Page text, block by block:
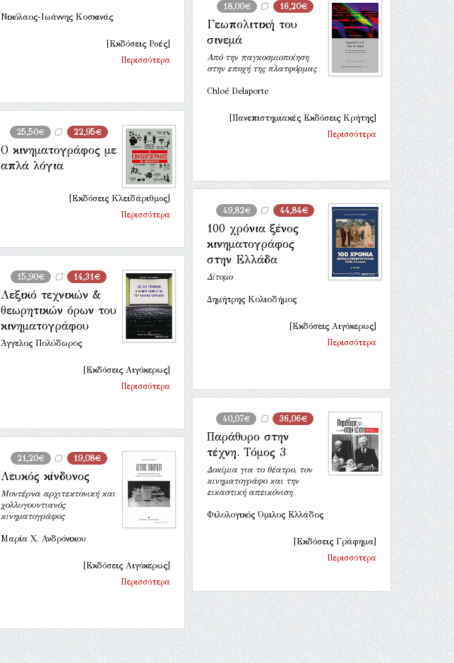
Νικόλαος-Ιωάννης Κοσκινάς
[Εκδόσεις Ροές]
Περισσότερα
18,00€ 16,20€
Γεωπολιτική του
σινεμά
Από την παγκοσμιοποίηση
στην εποχή της πλατφόρμας
Chloé Delaporte
[Πανεπιστημιακές Εκδόσεις Κρήτης]
Περισσότερα
25,50€ 22,95€
Ο κινηματογράφος με
απλά λόγια
[Εκδόσεις Κλειδάριθμος]
Περισσότερα
49,82€ 44,84€
100 χρόνια ξένος
κινηματογράφος
στην Ελλάδα
Δίτομο
Δημήτρης Κολιοδήμος
[Εκδόσεις Αιγόκερως]
Περισσότερα
15,90€ 14,31€
Λεξικό τεχνικών &
θεωρητικών όρων του
κινηματογράφου
Άγγελος Πολύδωρος
[Εκδόσεις Αιγόκερως]
Περισσότερα
40,07€ 36,06€
Παράθυρο στην
τέχνη. Τόμος 3
Δοκίμια για το θέατρο, τον
κινηματογράφο και την
εικαστική απεικόνιση
Φιλολογικός Όμιλος Ελλάδος
[Εκδόσεις Γράφημα]
Περισσότερα
21,20€ 19,08€
Λευκός κίνδυνος
Μοντέρνα αρχιτεκτονική και
χολλυγουντιανός
κινηματογράφος
Μαρία Χ. Ανδρόνικου
[Εκδόσεις Αιγόκερως]
Περισσότερα